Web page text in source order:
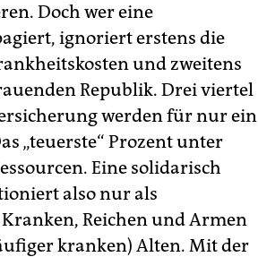
Doch wer eine
ignoriert erstens die
und zweitens
Republik. Drei viertel
werden für nur ein
„teuerste“ Prozent unter
Eine solidarisch
also nur als
Reichen und Armen
kranken) Alten. Mit der